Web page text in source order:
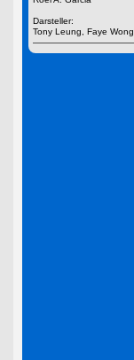
Darsteller:
Tony Leung, Faye Wong